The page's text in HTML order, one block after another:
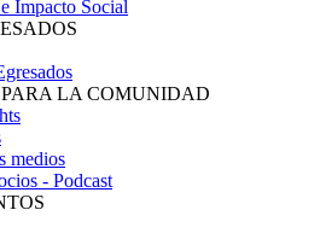
Impacto Social
LA COMUNIDAD
medios
- Podcast